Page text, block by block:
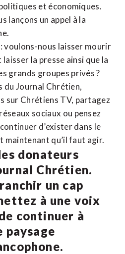
et économiques.
lançons un appel à la
voulons-nous laisser mourir
la presse ainsi que la
grands groupes privés ?
du Journal Chrétien,
sur Chrétiens TV, partagez
sociaux ou pensez
d’exister dans le
maintenant qu’il faut agir.
donateurs
Chrétien.
un cap
à une voix
continuer à
paysage